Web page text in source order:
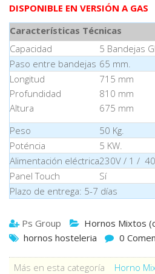
DISPONIBLE EN VERSIÓN A GAS
Características Técnicas
Capacidad
5 Bandejas
Paso entre bandejas 65 mm.
Longitud
Profundidad
Altura
715 mm
810 mm
675 mm
Peso
50 Kg.
Poténcia
5 KW.
Alimentación eléctrica230V / 1 /
Panel Touch
Sí
Plazo de entrega: 5-7 días
Ps Group
Hornos Mixtos
hornos hosteleria
0
Más en esta categoría
Horno